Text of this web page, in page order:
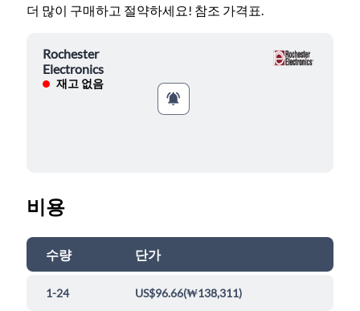
더 많이 구매하고 절약하세요! 참조 가격표.
Rochester
Electronics
재고 없음
비용
수량 단가
1-24 US$96.66(₩138,311)